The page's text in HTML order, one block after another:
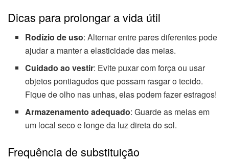
Dicas para prolongar a vida útil
Rodízio de uso: Alternar entre pares diferentes pode
ajudar a manter a elasticidade das meias.
Cuidado ao vestir: Evite puxar com força ou usar
objetos pontiagudos que possam rasgar o tecido.
Fique de olho nas unhas, elas podem fazer estragos!
Armazenamento adequado: Guarde as meias em
um local seco e longe da luz direta do sol.
Frequência de substituição